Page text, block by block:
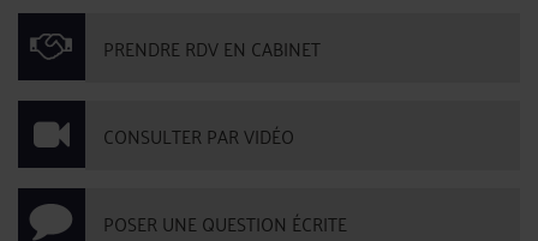
PRENDRE RDV EN CABINET
CONSULTER PAR VIDÉO
POSER UNE QUESTION ÉCRITE